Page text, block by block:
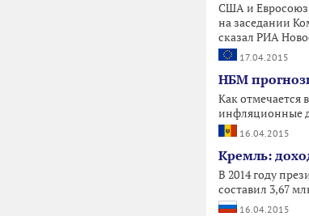
США и Евросоюз
на заседании
сказал РИА
17.04.2015
НБМ
Как отмечается
инфляционные
16.04.2015
Кремль:
В 2014 году
составил 3,67
16.04.2015